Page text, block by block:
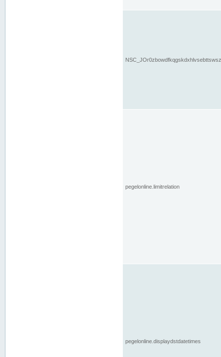
pegelonline.limitrelation
pegelonline.displaydstdatetimes